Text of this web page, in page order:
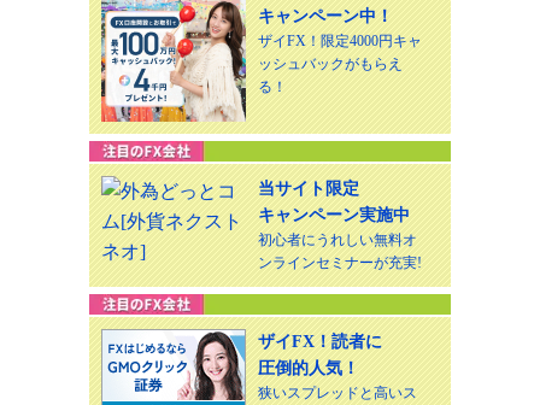
キャンペーン中！
ザイFX！限定4000円キャ
ッシュバックがもらえ
る！
当サイト限定
キャンペーン実施中
初心者にうれしい無料オ
ンラインセミナーが充実!
ザイFX！読者に
圧倒的人気！
狭いスプレッドと高いス